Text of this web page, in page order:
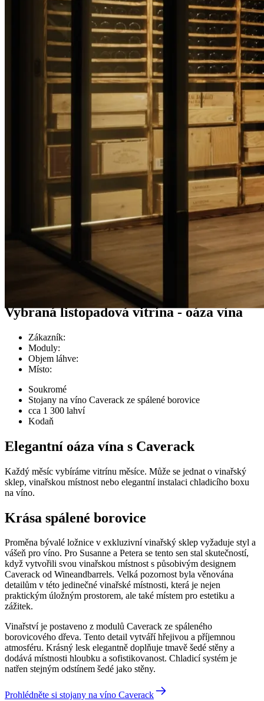
Vybraná listopadová vitrína - oáza vína
Zákazník:
Moduly:
Objem láhve:
Místo:
Soukromé
Stojany na víno Caverack ze spálené borovice
cca 1 300 lahví
Kodaň
Elegantní oáza vína s Caverack
Každý měsíc vybíráme vitrínu měsíce. Může se jednat o vinařský
sklep, vinařskou místnost nebo elegantní instalaci chladicího boxu
na víno.
Krása spálené borovice
Proměna bývalé ložnice v exkluzivní vinařský sklep vyžaduje styl a
vášeň pro víno. Pro Susanne a Petera se tento sen stal skutečností,
když vytvořili svou vinařskou místnost s působivým designem
Caverack od Wineandbarrels. Velká pozornost byla věnována
detailům v této jedinečné vinařské místnosti, která je nejen
praktickým úložným prostorem, ale také místem pro estetiku a
zážitek.
Vinařství je postaveno z modulů Caverack ze spáleného
borovicového dřeva. Tento detail vytváří hřejivou a příjemnou
atmosféru. Krásný lesk elegantně doplňuje tmavě šedé stěny a
dodává místnosti hloubku a sofistikovanost. Chladicí systém je
natřen stejným odstínem šedé jako stěny.
Prohlédněte si stojany na víno Caverack